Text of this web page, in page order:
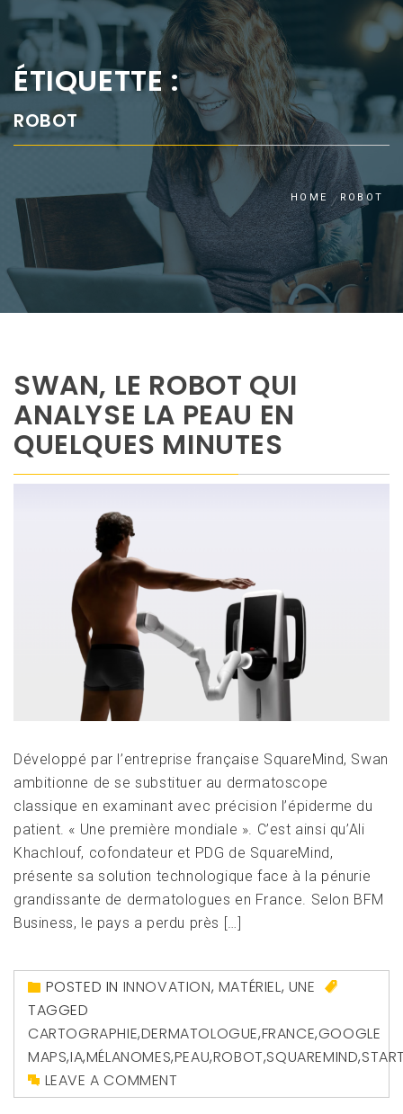
ÉTIQUETTE :
ROBOT
HOME ROBOT
SWAN, LE ROBOT QUI
ANALYSE LA PEAU EN
QUELQUES MINUTES
Développé par l’entreprise française SquareMind, Swan
ambitionne de se substituer au dermatoscope
classique en examinant avec précision l’épiderme du
patient. « Une première mondiale ». C’est ainsi qu’Ali
Khachlouf, cofondateur et PDG de SquareMind,
présente sa solution technologique face à la pénurie
grandissante de dermatologues en France. Selon BFM
Business, le pays a perdu près […]
POSTED IN INNOVATION, MATÉRIEL, UNE
TAGGED
CARTOGRAPHIE,DERMATOLOGUE,FRANCE,GOOGLE
MAPS,IA,MÉLANOMES,PEAU,ROBOT,SQUAREMIND,
LEAVE A COMMENT